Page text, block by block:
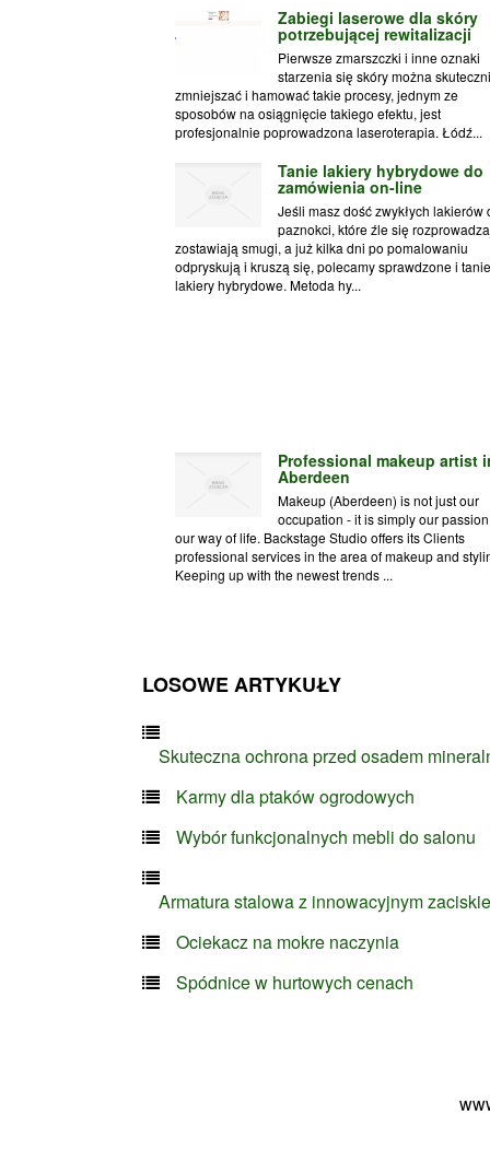
Zabiegi laserowe dla skóry
potrzebującej rewitalizacji
Pierwsze zmarszczki i inne oznaki
starzenia się skóry można
zmniejszać i hamować takie procesy, jednym ze
sposobów na osiągnięcie takiego efektu, jest
profesjonalnie poprowadzona laseroterapia. Łódź...
Tanie lakiery hybrydowe do
zamówienia on-line
Jeśli masz dość zwykłych lakierów
paznokci, które źle się
zostawiają smugi, a już kilka dni po pomalowaniu
odpryskują i kruszą się, polecamy sprawdzone i tanie
lakiery hybrydowe. Metoda hy...
Professional makeup artist
Aberdeen
Makeup (Aberdeen) is not just our
occupation - it is simply our
our way of life. Backstage Studio offers its Clients
professional services in the area of makeup and
Keeping up with the newest trends ...
LOSOWE ARTYKUŁY
Skuteczna ochrona przed osadem
Karmy dla ptaków ogrodowych
Wybór funkcjonalnych mebli do salonu
Armatura stalowa z innowacyjnym
Ociekacz na mokre naczynia
Spódnice w hurtowych cenach